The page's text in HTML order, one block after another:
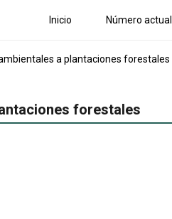
Inicio Número actual
a plantaciones forestales
forestales